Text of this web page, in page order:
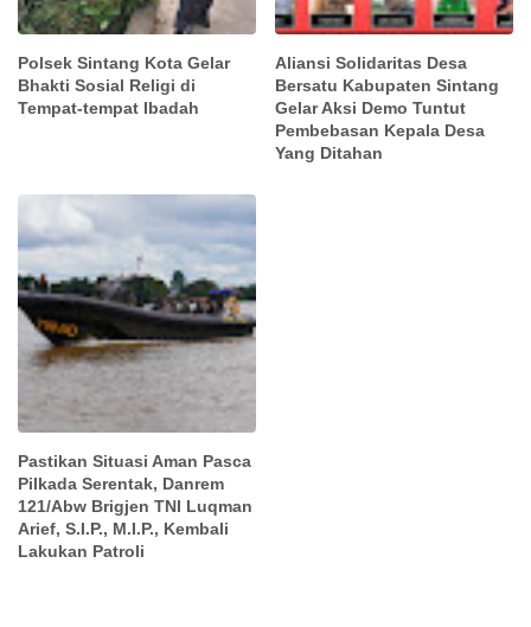
Polsek Sintang Kota Gelar
Bhakti Sosial Religi di
Tempat-tempat Ibadah
Aliansi Solidaritas Desa
Bersatu Kabupaten Sintang
Gelar Aksi Demo Tuntut
Pembebasan Kepala Desa
Yang Ditahan
Pastikan Situasi Aman Pasca
Pilkada Serentak, Danrem
121/Abw Brigjen TNI Luqman
Arief, S.I.P., M.I.P., Kembali
Lakukan Patroli